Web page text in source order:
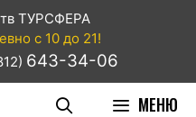
ТУРСФЕРА
с 10 до 21!
643-34-06
МЕНЮ